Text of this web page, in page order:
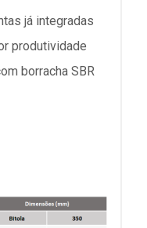
já integradas
produtividade
borracha SBR